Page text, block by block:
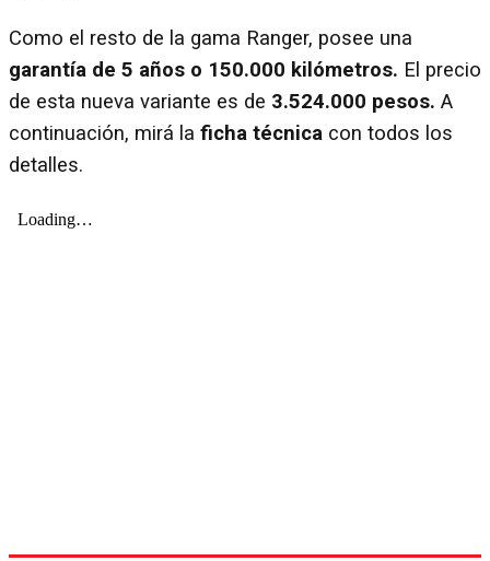
Como el resto de la gama Ranger, posee una
garantía de 5 años o 150.000 kilómetros. El precio
de esta nueva variante es de 3.524.000 pesos. A
continuación, mirá la ficha técnica con todos los
detalles.